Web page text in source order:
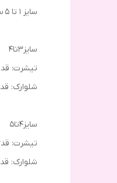
سایز ۱ تا 5 سال
سایز۳تا۴
تیشرت: قد۲۹ عرض سینه۳۰
شلوارک: قد۴۰ کمرتافاق۱۸عرض کمر۲۴
سایز۴تا۵
تیشرت: قد۳۲ عرض سینه۳۲
شلوارک: قد۴۲ کمرتافاق۱۸ عرض کمر۲۴